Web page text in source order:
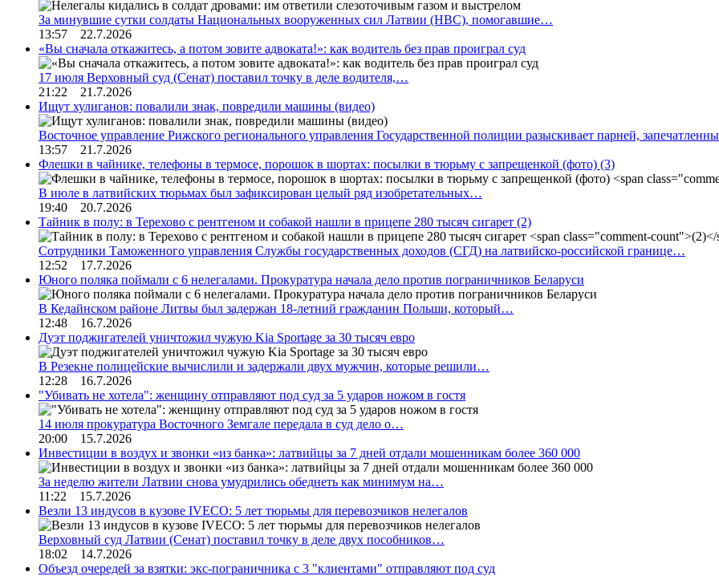
За минувшие сутки солдаты Национальных вооруженных сил Латвии (НВС), помогавшие…
13:57 22.7.2026
«Вы сначала откажитесь, а потом зовите адвоката!»: как водитель без прав проиграл суд
17 июля Верховный суд (Сенат) поставил точку в деле водителя,…
21:22 21.7.2026
Ищут хулиганов: повалили знак, повредили машины (видео)
Восточное управление Рижского регионального управления Государственной полиции разыскивает парней,
13:57 21.7.2026
Флешки в чайнике, телефоны в термосе, порошок в шортах: посылки в тюрьму с запрещенкой (фото) (3)
В июле в латвийских тюрьмах был зафиксирован целый ряд изобретательных…
19:40 20.7.2026
Тайник в полу: в Терехово с рентгеном и собакой нашли в прицепе 280 тысяч сигарет (2)
Сотрудники Таможенного управления Службы государственных доходов (СГД) на латвийско-российской границе…
12:52 17.7.2026
Юного поляка поймали с 6 нелегалами. Прокуратура начала дело против пограничников Беларуси
В Кедайнском районе Литвы был задержан 18-летний гражданин Польши, который…
12:48 16.7.2026
Дуэт поджигателей уничтожил чужую Kia Sportage за 30 тысяч евро
В Резекне полицейские вычислили и задержали двух мужчин, которые решили…
12:28 16.7.2026
"Убивать не хотела": женщину отправляют под суд за 5 ударов ножом в гостя
14 июля прокуратура Восточного Земгале передала в суд дело о…
20:00 15.7.2026
Инвестиции в воздух и звонки «из банка»: латвийцы за 7 дней отдали мошенникам более 360 000
За неделю жители Латвии снова умудрились обеднеть как минимум на…
11:22 15.7.2026
Везли 13 индусов в кузове IVECO: 5 лет тюрьмы для перевозчиков нелегалов
Верховный суд Латвии (Сенат) поставил точку в деле двух пособников…
18:02 14.7.2026
Объезд очередей за взятки: экс-пограничника с 3 "клиентами" отправляют под суд